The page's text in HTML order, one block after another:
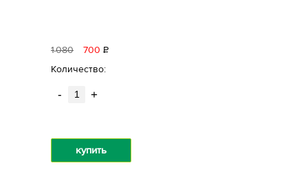
1080 700 Р
Количество:
- +
купить